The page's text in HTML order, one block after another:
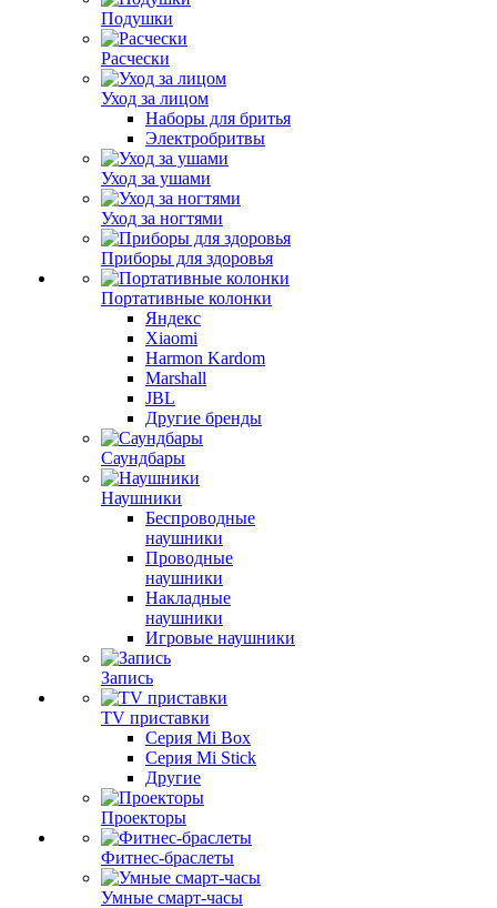
Подушки
Расчески
Уход за лицом
Наборы для бритья
Электробритвы
Уход за ушами
Уход за ногтями
Приборы для здоровья
Портативные колонки
Яндекс
Xiaomi
Harmon Kardom
Marshall
JBL
Другие бренды
Саундбары
Наушники
Беспроводные
наушники
Проводные
наушники
Накладные
наушники
Игровые наушники
Запись
TV приставки
Серия Mi Box
Серия Mi Stick
Другие
Проекторы
Фитнес-браслеты
Умные смарт-часы